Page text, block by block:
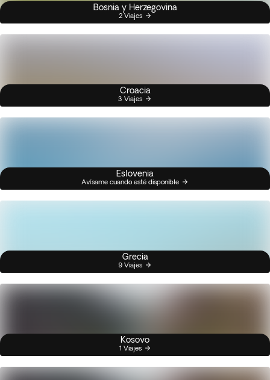
Bosnia y Herzegovina
2 Viajes
Croacia
3 Viajes
Eslovenia
Avísame cuando esté disponible
Grecia
9 Viajes
Kosovo
1 Viajes